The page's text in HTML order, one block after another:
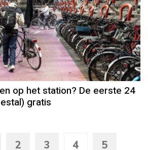
op het station? De eerste 24
gratis
2 3 4 5